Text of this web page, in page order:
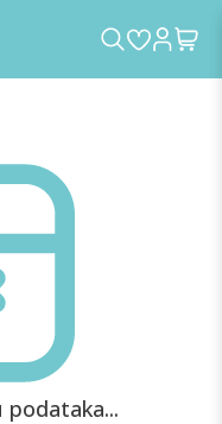
podataka...